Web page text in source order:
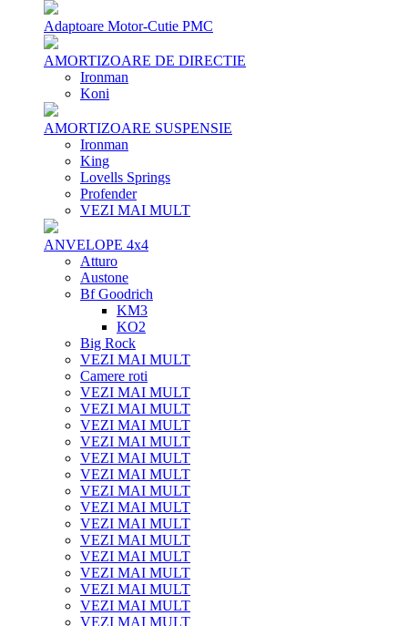
Adaptoare Motor-Cutie PMC
AMORTIZOARE DE DIRECTIE
Ironman
Koni
AMORTIZOARE SUSPENSIE
Ironman
King
Lovells Springs
Profender
VEZI MAI MULT
ANVELOPE 4x4
Atturo
Austone
Bf Goodrich
KM3
KO2
Big Rock
VEZI MAI MULT
Camere roti
VEZI MAI MULT
VEZI MAI MULT
VEZI MAI MULT
VEZI MAI MULT
VEZI MAI MULT
VEZI MAI MULT
VEZI MAI MULT
VEZI MAI MULT
VEZI MAI MULT
VEZI MAI MULT
VEZI MAI MULT
VEZI MAI MULT
VEZI MAI MULT
VEZI MAI MULT
VEZI MAI MULT